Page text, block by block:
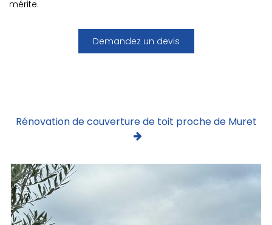
mérite.
Demandez un devis
Rénovation de couverture de toit proche de Muret